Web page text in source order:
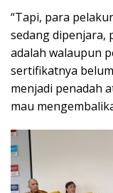
“Tapi, para
sedang dipenjara,
adalah walaupun
sertifikatnya
menjadi penadah
mau